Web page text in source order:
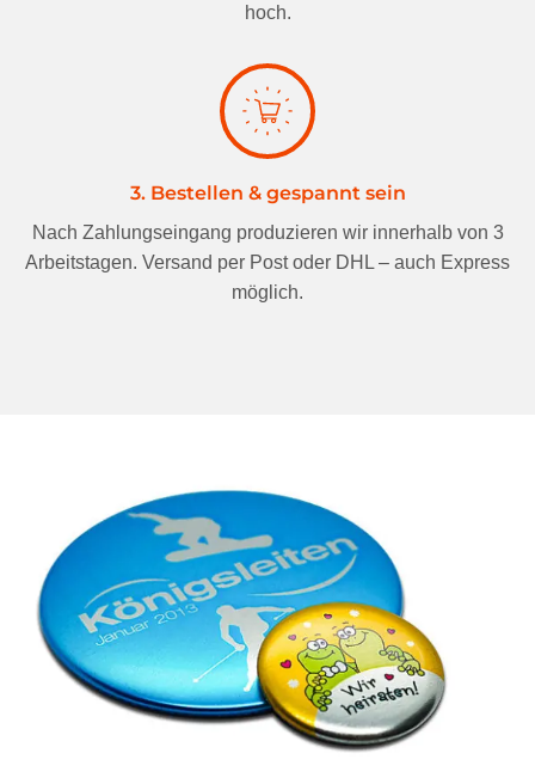
hoch.
3. Bestellen & gespannt sein
Nach Zahlungseingang produzieren wir innerhalb von 3
Arbeitstagen. Versand per Post oder DHL – auch Express
möglich.